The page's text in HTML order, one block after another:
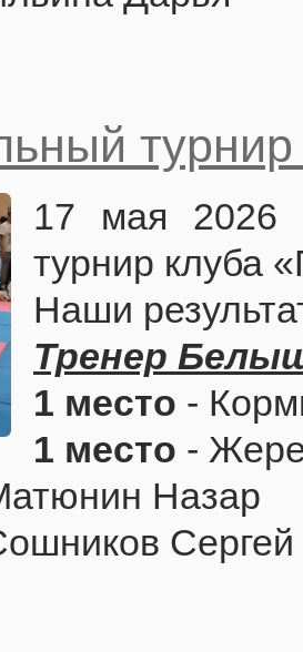
17 мая 2026
турнир клуба
Наши
Тренер
1 место -
1 место -
Назар
Сергей